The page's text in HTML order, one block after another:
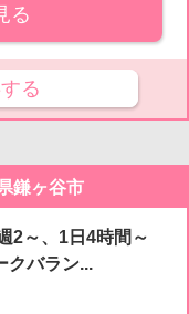
る
る
鎌ヶ谷市
2～、1日4時間～
クバラン...